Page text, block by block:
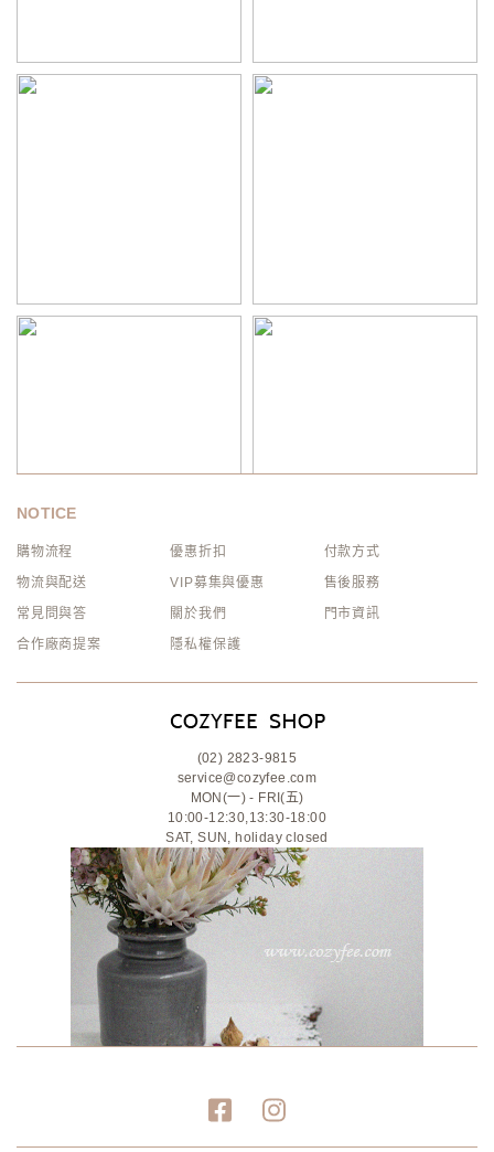
NOTICE
購物流程 優惠折扣
付款方式
物流與配送
VIP募集與優惠
售後服務
常見問與答
關於我們
門市資訊
合作廠商提案
隱私權保護
(02) 2823-9815
service@cozyfee.com
MON(一) - FRI(五)
10:00-12:30,13:30-18:00
SAT, SUN, holiday closed